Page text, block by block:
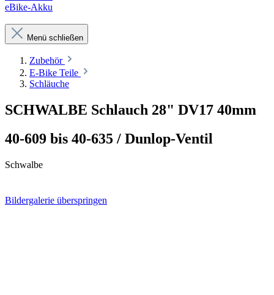
eBike-Akku
Menü schließen
Zubehör
E-Bike Teile
Schläuche
SCHWALBE Schlauch 28" DV17 40mm
40-609 bis 40-635 / Dunlop-Ventil
Schwalbe
Bildergalerie überspringen